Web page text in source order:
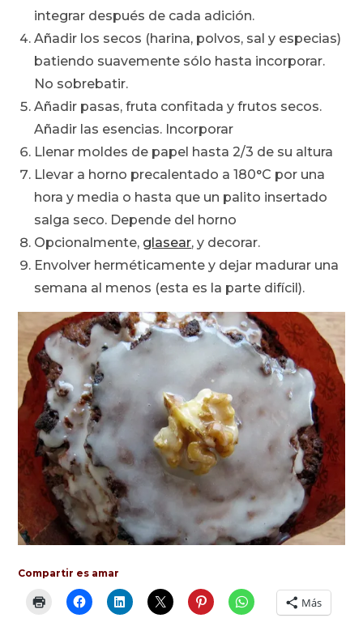
integrar después de cada adición.
Añadir los secos (harina, polvos, sal y especias)
batiendo suavemente sólo hasta incorporar.
No sobrebatir.
Añadir pasas, fruta confitada y frutos secos.
Añadir las esencias. Incorporar
Llenar moldes de papel hasta 2/3 de su altura
Llevar a horno precalentado a 180°C por una
hora y media o hasta que un palito insertado
salga seco. Depende del horno
Opcionalmente, glasear, y decorar.
Envolver herméticamente y dejar madurar una
semana al menos (esta es la parte difícil).
Compartir es amar
Más